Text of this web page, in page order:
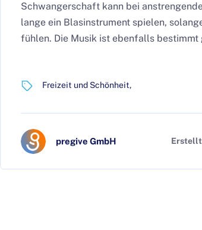
Schwangerschaft kann bei
lange ein Blasinstrument spielen,
fühlen. Die Musik ist ebenfalls bestimmt
Freizeit und Schönheit
pregive GmbH Erstellt